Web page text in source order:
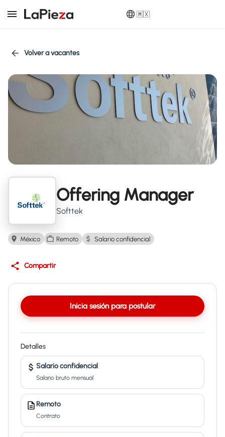
🇲🇽
Volver a vacantes
Offering Manager
Softtek
México Remoto Salario confidencial
Compartir
Inicia sesión para postular
Detalles
Salario confidencial
Salario bruto mensual
Remoto
Contrato